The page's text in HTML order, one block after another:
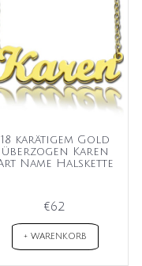
18 karätigem Gold
überzogen Karen
Name Halskette
€62
+ WARENKORB